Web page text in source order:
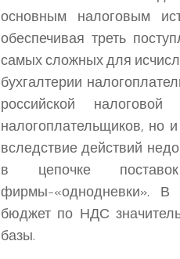
основным налоговым
обеспечивая треть
самых сложных для
бухгалтерии
российской
налогоплательщиков, но
вследствие действий
в цепочке поставок
фирмы-«однодневки». В
бюджет по НДС
базы.